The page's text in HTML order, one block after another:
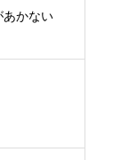
あかない